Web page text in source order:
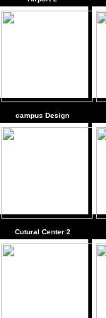
campus Design
Cutural Center 2